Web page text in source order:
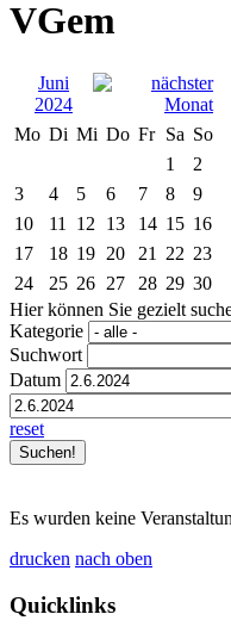
VGem
Juni
2024
Mo Di Mi Do Fr Sa So
1
2
3
4 5 6 7 8
9
10
11 12 13 14 15 16
17
18 19 20 21 22 23
24
25 26 27 28 29 30
Hier können Sie gezielt
Kategorie
Suchwort
Datum
reset
Es wurden keine
drucken nach oben
Quicklinks